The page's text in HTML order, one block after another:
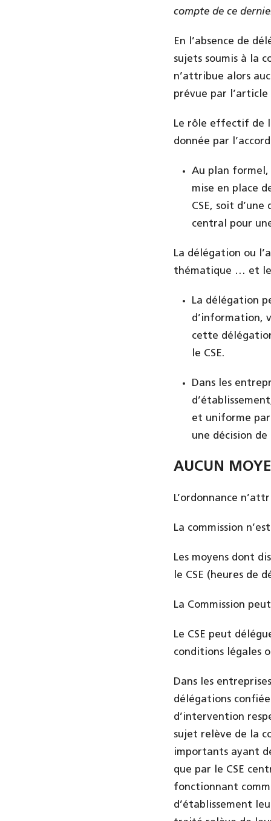
compte de ce
En l’absence de
sujets soumis à la
n’attribue alors
prévue par l’article
Le rôle effectif de
donnée par
Au plan
mise en place
CSE, soit
central pour
La délégation ou
thématique … et
La délégation
d’information,
cette
le CSE.
Dans les
et uniforme par
une décision de
AUCUN
L’ordonnance
La commission
Les moyens dont
le CSE (heures de
La Commission
Le CSE peut
conditions légales
Dans les
délégations
d’intervention
sujet relève de la
importants ayant
que par le CSE
fonctionnant
d’établissement